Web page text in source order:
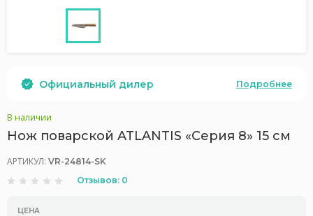
Официальный дилер Подробнее
В наличии
Нож поварской ATLANTIS «Серия 8» 15 см
АРТИКУЛ: VR-24814-SK
Отзывов: 0
ЦЕНА